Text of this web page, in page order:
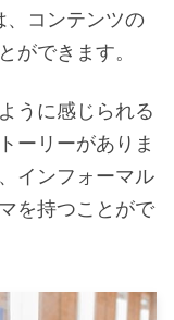
、コンテンツの
ができます。
うに感じられる
ーリーがありま
インフォーマル
を持つことがで